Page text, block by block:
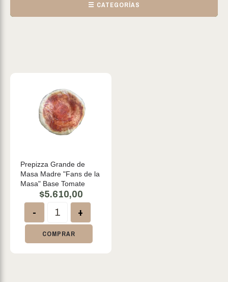
☰ CATEGORÍAS
Prepizza Grande de
Masa Madre "Fans de la
Masa" Base Tomate
$5.610,00
- +
COMPRAR